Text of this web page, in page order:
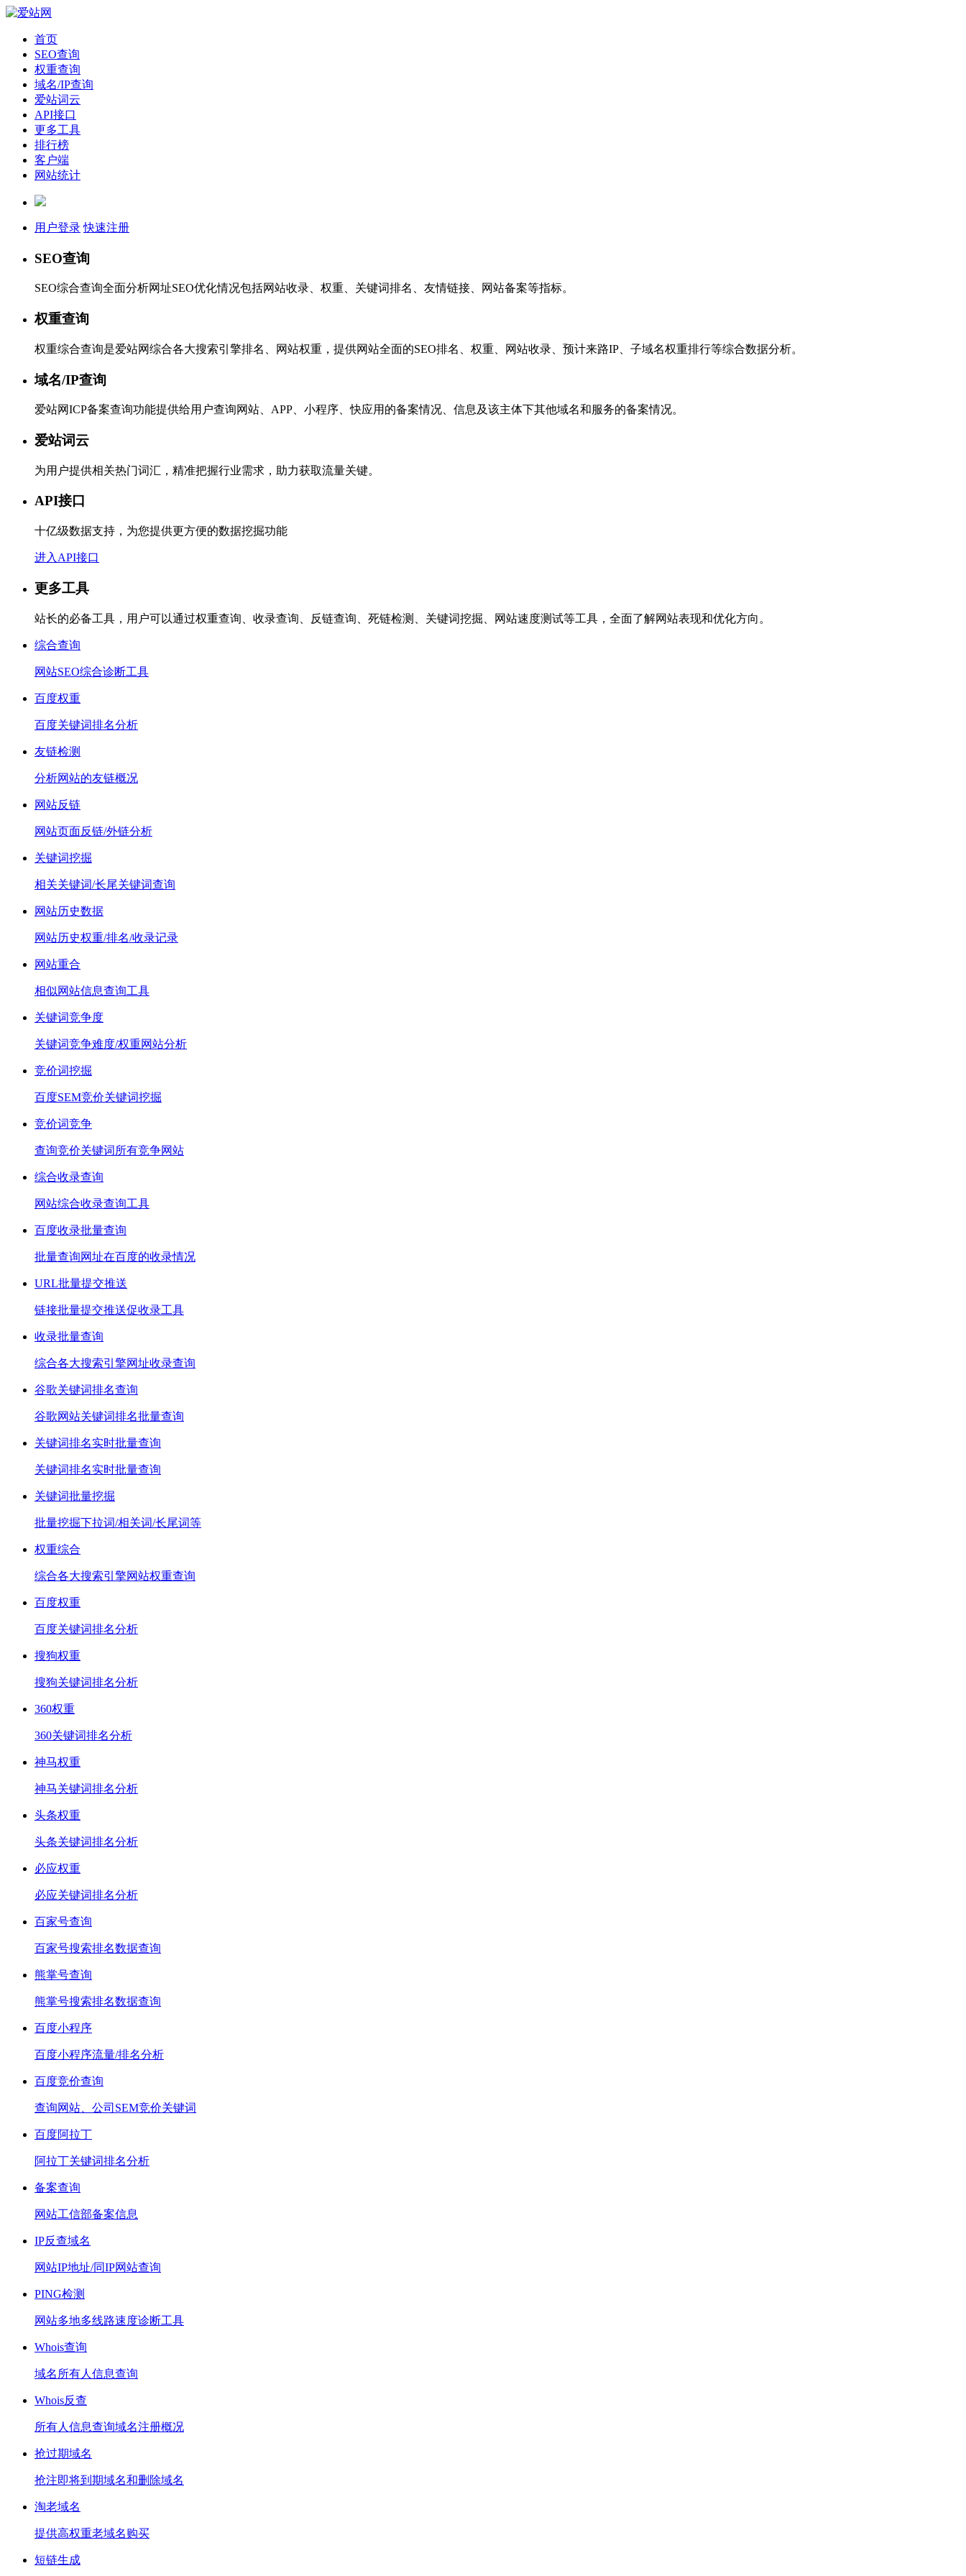
首页
SEO查询
权重查询
域名/IP查询
爱站词云
API接口
更多工具
排行榜
客户端
网站统计
用户登录 快速注册
SEO查询
SEO综合查询全面分析网址SEO优化情况包括网站收录、权重、关键词排名、友情链接、网站备案等指标。
权重查询
权重综合查询是爱站网综合各大搜索引擎排名、网站权重，提供网站全面的SEO排名、权重、网站收录、预计来路IP、子域名权重排行等综合数据分析。
域名/IP查询
爱站网ICP备案查询功能提供给用户查询网站、APP、小程序、快应用的备案情况、信息及该主体下其他域名和服务的备案情况。
爱站词云
为用户提供相关热门词汇，精准把握行业需求，助力获取流量关键。
API接口
十亿级数据支持，为您提供更方便的数据挖掘功能
进入API接口
更多工具
站长的必备工具，用户可以通过权重查询、收录查询、反链查询、死链检测、关键词挖掘、网站速度测试等工具，全面了解网站表现和优化方向。
综合查询
网站SEO综合诊断工具
百度权重
百度关键词排名分析
友链检测
分析网站的友链概况
网站反链
网站页面反链/外链分析
关键词挖掘
相关关键词/长尾关键词查询
网站历史数据
网站历史权重/排名/收录记录
网站重合
相似网站信息查询工具
关键词竞争度
关键词竞争难度/权重网站分析
竞价词挖掘
百度SEM竞价关键词挖掘
竞价词竞争
查询竞价关键词所有竞争网站
综合收录查询
网站综合收录查询工具
百度收录批量查询
批量查询网址在百度的收录情况
URL批量提交推送
链接批量提交推送促收录工具
收录批量查询
综合各大搜索引擎网址收录查询
谷歌关键词排名查询
谷歌网站关键词排名批量查询
关键词排名实时批量查询
关键词排名实时批量查询
关键词批量挖掘
批量挖掘下拉词/相关词/长尾词等
权重综合
综合各大搜索引擎网站权重查询
百度权重
百度关键词排名分析
搜狗权重
搜狗关键词排名分析
360权重
360关键词排名分析
神马权重
神马关键词排名分析
头条权重
头条关键词排名分析
必应权重
必应关键词排名分析
百家号查询
百家号搜索排名数据查询
熊掌号查询
熊掌号搜索排名数据查询
百度小程序
百度小程序流量/排名分析
百度竞价查询
查询网站、公司SEM竞价关键词
百度阿拉丁
阿拉丁关键词排名分析
备案查询
网站工信部备案信息
IP反查域名
网站IP地址/同IP网站查询
PING检测
网站多地多线路速度诊断工具
Whois查询
域名所有人信息查询
Whois反查
所有人信息查询域名注册概况
抢过期域名
抢注即将到期域名和删除域名
淘老域名
提供高权重老域名购买
短链生成